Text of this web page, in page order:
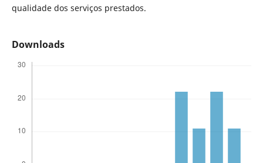
qualidade dos serviços prestados.
Downloads